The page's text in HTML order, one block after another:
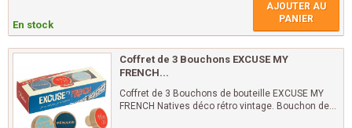
En stock
AJOUTER AU
PANIER
Coffret de 3 Bouchons EXCUSE MY
FRENCH...
Coffret de 3 Bouchons de bouteille EXCUSE MY
FRENCH Natives déco rétro vintage. Bouchon de...